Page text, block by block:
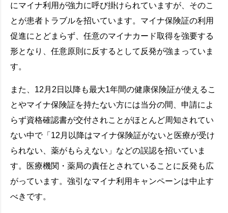
にマイナ利用が強力に呼び掛けられていますが、そのこ
とが患者トラブルを招いています。マイナ保険証の利用
促進にとどまらず、任意のマイナカード取得を強要する
形となり、任意原則に反するとして反発が強まっていま
す。
また、12月2日以降も最大1年間の健康保険証が使えるこ
とやマイナ保険証を持たない方には当分の間、申請によ
らず資格確認書が交付されことがほとんど周知されてい
ない中で「12月以降はマイナ保険証がないと医療が受け
られない、薬がもらえない」などの誤認を招いていま
す。医療機関・薬局の責任とされていることに反発も広
がっています。強引なマイナ利用キャンペーンは中止す
べきです。